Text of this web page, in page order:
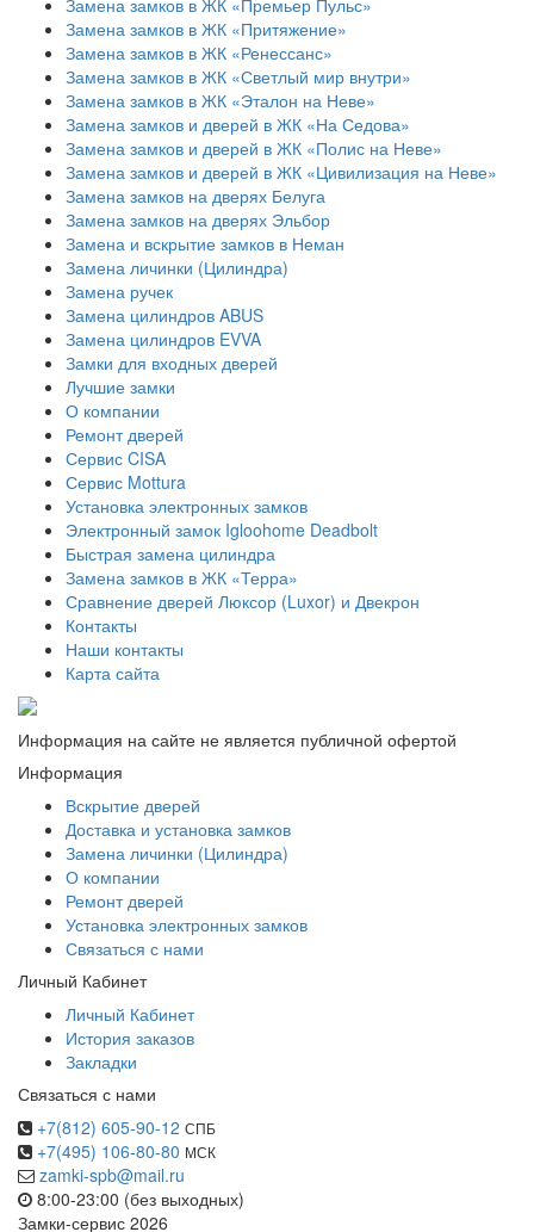
Замена замков в ЖК «Премьер Пульс»
Замена замков в ЖК «Притяжение»
Замена замков в ЖК «Ренессанс»
Замена замков в ЖК «Светлый мир внутри»
Замена замков в ЖК «Эталон на Неве»
Замена замков и дверей в ЖК «На Седова»
Замена замков и дверей в ЖК «Полис на Неве»
Замена замков и дверей в ЖК «Цивилизация на Неве»
Замена замков на дверях Белуга
Замена замков на дверях Эльбор
Замена и вскрытие замков в Неман
Замена личинки (Цилиндра)
Замена ручек
Замена цилиндров ABUS
Замена цилиндров EVVA
Замки для входных дверей
Лучшие замки
О компании
Ремонт дверей
Сервис CISA
Сервис Mottura
Установка электронных замков
Электронный замок Igloohome Deadbolt
​Быстрая замена цилиндра
Замена замков в ЖК «Терра»
Сравнение дверей Люксор (Luxor) и Двекрон
Контакты
Наши контакты
Карта сайта
Информация на сайте не является публичной офертой
Информация
Вскрытие дверей
Доставка и установка замков
Замена личинки (Цилиндра)
О компании
Ремонт дверей
Установка электронных замков
Связаться с нами
Личный Кабинет
Личный Кабинет
История заказов
Закладки
Связаться с нами
+7(812) 605-90-12 СПБ
+7(495) 106-80-80 МСК
zamki-spb@mail.ru
8:00-23:00 (без выходных)
Замки-сервис 2026